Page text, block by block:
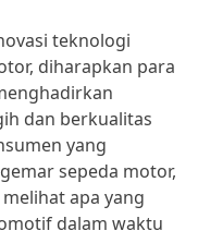
teknologi
diharapkan para
dan berkualitas
yang
sepeda motor,
apa yang
dalam waktu